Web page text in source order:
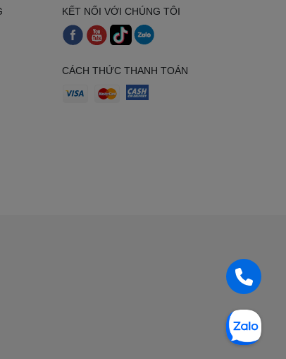
KẾT NỐI VỚI CHÚNG TÔI
CÁCH THỨC THANH TOÁN